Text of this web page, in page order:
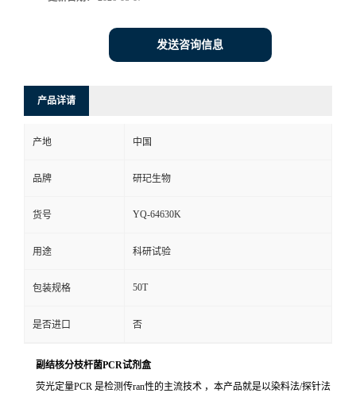
发送咨询信息
产品详请
产地 中国
品牌 研玘生物
货号 YQ-64630K
用途 科研试验
包装规格 50T
是否进口 否
副结核分枝杆菌PCR试剂盒
荧光定量PCR 是检测传ran性的主流技术 ，本产品就是以染料法/探针法